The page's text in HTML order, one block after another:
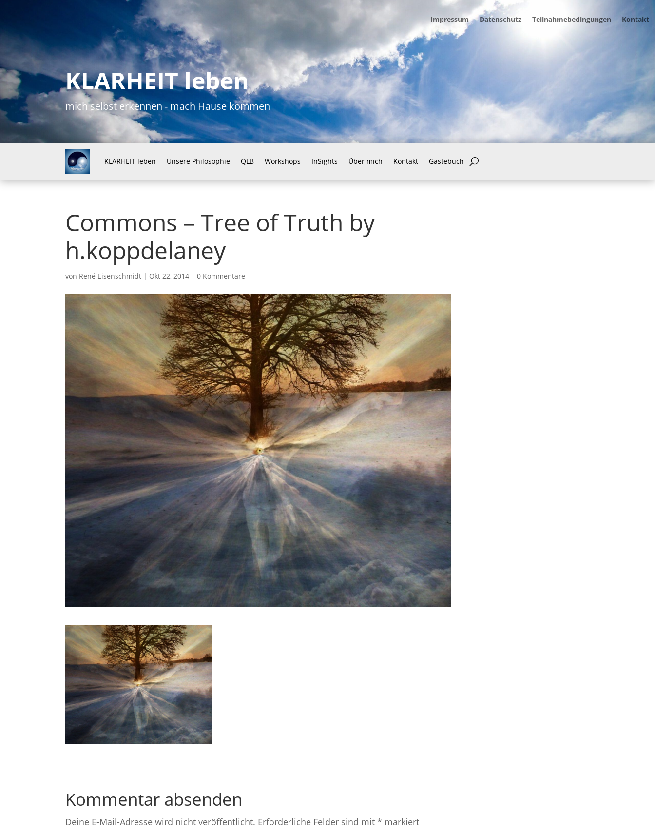
Impressum Datenschutz Teilnahmebedingungen Kontakt
KLARHEIT leben
mich selbst erkennen - mach Hause kommen
KLARHEIT leben Unsere Philosophie QLB Workshops InSights Über mich Kontakt Gästebuch
Commons – Tree of Truth by
h.koppdelaney
von René Eisenschmidt | Okt 22, 2014 |0 Kommentare
Kommentar absenden
Deine E-Mail-Adresse wird nicht veröffentlicht. Erforderliche Felder sind mit* markiert